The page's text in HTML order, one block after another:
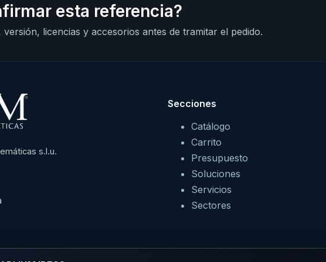
esta referencia?
versión, licencias y accesorios antes de tramitar el pedido.
s.l.u.
Secciones
Catálogo
Carrito
Presupuesto
Soluciones
Servicios
Sectores